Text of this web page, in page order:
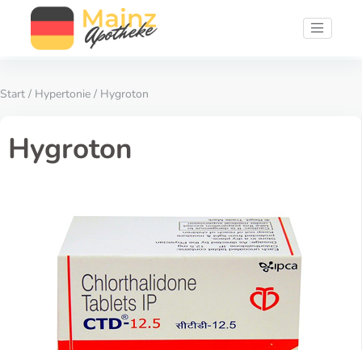
Start / Hypertonie / Hygroton
Hygroton